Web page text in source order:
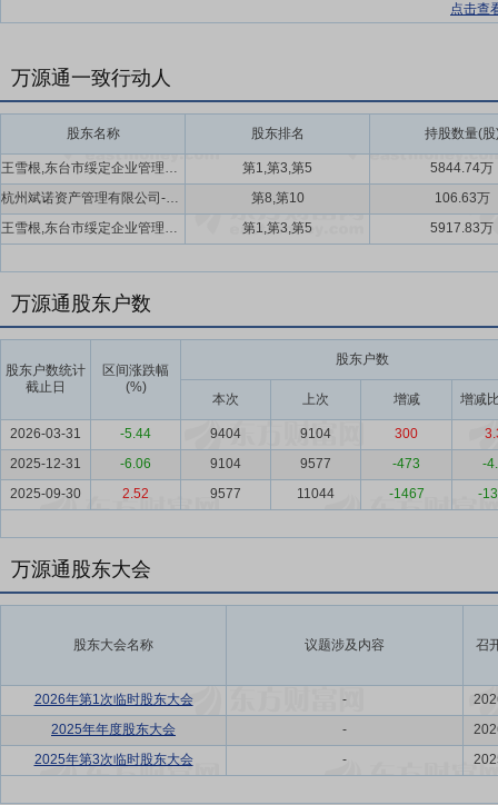
点击查
万源通一致行动人
股东名称 股东排名 持股数量(股
王雪根,东台市绥定企业管理中心合伙企业(有限合伙),东台市广通源企业管理中心合伙企业(有限合伙) 第1,第3,第5
5844.74万
杭州斌诺资产管理有限公司-斌诺伏枥一号私募证券投资基金,杭州斌诺资产管理有限公司-斌诺启航8号私募证券投资基金
第8,第10
106.63万
王雪根,东台市绥定企业管理中心合伙企业(有限合伙),东台市广通源企业管理中心合伙企业(有限合伙)
第1,第3,第5 5917.83万
万源通股东户数
股东户数统计
截止日
区间涨跌幅
(%)
股东户数
本次 上次 增减 增减
2026-03-31 -5.44 9404 9104 300
2025-12-31
-6.06 9104 9577 -473
-
2025-09-30
2.52 9577 11044 -1467 -
万源通股东大会
股东大会名称 议题涉及内容 召
2026年第1次临时股东大会 -
2025年年度股东大会
-
2025年第3次临时股东大会
-